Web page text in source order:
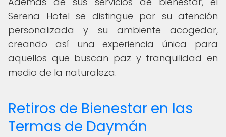
Serena Hotel se distingue por su atención
personalizada y su ambiente acogedor,
creando así una experiencia única para
aquellos que buscan paz y tranquilidad en
medio de la naturaleza.
Retiros de Bienestar en las
Termas de Daymán